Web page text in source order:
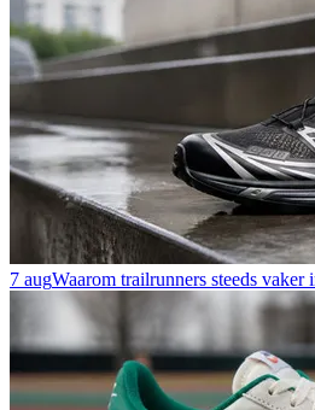
7 augWaarom trailrunners steeds vaker